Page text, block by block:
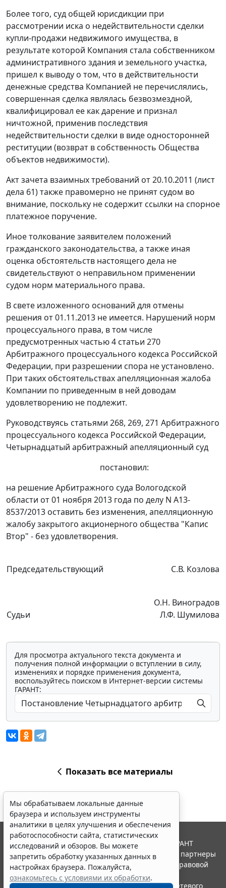
Более того, суд общей юрисдикции при
рассмотрении иска о недействительности сделки
купли-продажи недвижимого имущества, в
результате которой Компания стала собственником
административного здания и земельного участка,
пришел к выводу о том, что в действительности
денежные средства Компанией не перечислялись,
совершенная сделка являлась безвозмездной,
квалифицировал ее как дарение и признал
ничтожной, применив последствия
недействительности сделки в виде односторонней
реституции (возврат в собственность Общества
объектов недвижимости).
Акт зачета взаимных требований от 20.10.2011 (лист
дела 61) также правомерно не принят судом во
внимание, поскольку не содержит ссылки на спорное
платежное поручение.
Иное толкование заявителем положений
гражданского законодательства, а также иная
оценка обстоятельств настоящего дела не
свидетельствуют о неправильном применении
судом норм материального права.
В свете изложенного оснований для отмены
решения от 01.11.2013 не имеется. Нарушений норм
процессуального права, в том числе
предусмотренных частью 4 статьи 270
Арбитражного процессуального кодекса Российской
Федерации, при разрешении спора не установлено.
При таких обстоятельствах апелляционная жалоба
Компании по приведенным в ней доводам
удовлетворению не подлежит.
Руководствуясь статьями 268, 269, 271 Арбитражного
процессуального кодекса Российской Федерации,
Четырнадцатый арбитражный апелляционный суд
постановил:
на решениеАрбитражного суда Вологодской
области от 01 ноября 2013 года по делу N А13-
8537/2013 оставить без изменения, апелляционную
жалобу закрытого акционерного общества "Капис
Втор" - без удовлетворения.
Председательствующий С.В. Козлова
Судьи
О.Н. Виноградов
Л.Ф. Шумилова
Для просмотра актуального текста документа и
получения полной информации о вступлении в силу,
изменениях и порядке применения документа,
воспользуйтесь поиском в Интернет-версии системы
ГАРАНТ:
Показать все материалы
Мы обрабатываем локальные данные
браузера и используем инструменты
аналитики в целях улучшения и обеспечения
работоспособности сайта, статистических
исследований и обзоров. Вы можете
запретить обработку указанных данных в
настройках браузера. Пожалуйста,
ознакомьтесь с условиями их обработки.
© ООО "НПП "ГАРАНТ-СЕРВИС", 2026. Система ГАРАНТ
выпускается с 1990 года. Компания "Гарант" и ее партнеры
являются участниками Российской ассоциации правовой
информации ГАРАНТ.
Портал ГАРАНТ.РУ зарегистрирован в качестве сетевого